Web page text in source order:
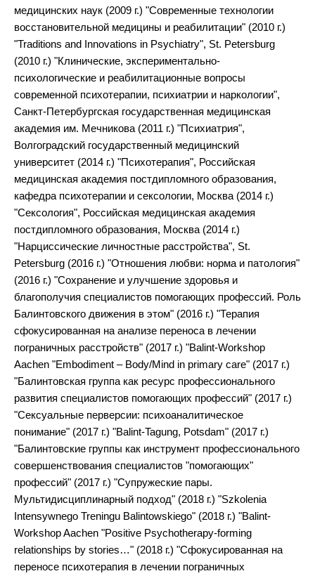
медицинских наук (2009 г.) "Современные технологии
восстановительной медицины и реабилитации" (2010 г.)
"Traditions and Innovations in Psychiatry", St. Petersburg
(2010 г.) "Клинические, экспериментально-
психологические и реабилитационные вопросы
современной психотерапии, психиатрии и наркологии",
Санкт-Петербургская государственная медицинская
академия им. Мечникова (2011 г.) "Психиатрия",
Волгоградский государственный медицинский
университет (2014 г.) "Психотерапия", Российская
медицинская академия постдипломного образования,
кафедра психотерапии и сексологии, Москва (2014 г.)
"Сексология", Российская медицинская академия
постдипломного образования, Москва (2014 г.)
"Нарциссические личностные расстройства", St.
Petersburg (2016 г.) "Отношения любви: норма и патология"
(2016 г.) "Сохранение и улучшение здоровья и
благополучия специалистов помогающих профессий. Роль
Балинтовского движения в этом" (2016 г.) "Терапия
сфокусированная на анализе переноса в лечении
пограничных расстройств" (2017 г.) "Balint-Workshop
Aachen "Embodiment – Body/Mind in primary care" (2017 г.)
"Балинтовская группа как ресурс профессионального
развития специалистов помогающих профессий" (2017 г.)
"Сексуальные перверсии: психоаналитическое
понимание" (2017 г.) "Balint-Tagung, Potsdam" (2017 г.)
"Балинтовские группы как инструмент профессионального
совершенствования специалистов "помогающих"
профессий" (2017 г.) "Супружеские пары.
Мультидисциплинарный подход" (2018 г.) "Szkolenia
Intensywnego Treningu Balintowskiego" (2018 г.) "Balint-
Workshop Aachen "Positive Psychotherapy-forming
relationships by stories…" (2018 г.) "Сфокусированная на
переносе психотерапия в лечении пограничных